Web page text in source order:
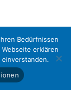
Bedürfnissen
erklären
einverstanden.